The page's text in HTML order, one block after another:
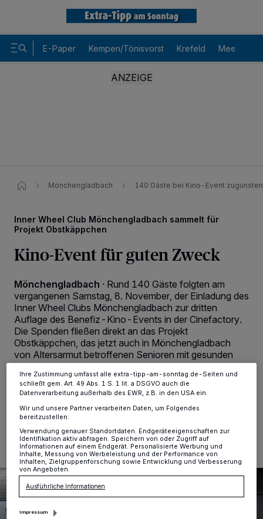
E-Paper Kempen/Tönisvorst Krefeld Meerbusch
Mönchengladbach 140 Gäste bei Kino-Event
Inner Wheel Club Mönchengladbach sammelt für
Projekt Obstkäppchen
Kino-Event für guten Zweck
Mönchengladbach · Rund 140 Gäste folgten am
vergangenen Samstag, 8. November, der Einladung des
Inner Wheel Clubs Mönchengladbach zur dritten
Auflage des Benefiz-Kino-Events in der Cinefactory.
Die Spenden fließen direkt an das Projekt
Obstkäppchen, das jetzt auch in Mönchengladbach
von Altersarmut betroffenen Senioren mit gesunden
Lebensmitteln hilft.
10.11.2025 , 14:11 Uhr
Wir und unsere218 -Partner speichern und greifen auf
personenbezogene Daten wie Browserdaten oder eindeutige
Tracking-Technologien für die unter „Wir und unsere Partner
verarbeiten Daten, um Ihnen Dienste bereitzustellen“ aufgeführten
Zwecke. Wenn Tracker deaktiviert sind, sind manche Inhalte und
Anzeigen möglicherweise nicht mehr so relevant für Sie. Sie können
dieses Menü jederzeit wieder aufrufen, um Ihre Einstellungen zu
ändern oder Ihre Einwilligung zu widerrufen, indem Sie auf den Link
Einstellungen oder Ablehnen am unteren Rand der Webseite klicken.
Ihre Einstellungen gelten innerhalb unseres Website. Weitere
Informationen finden Sie in unserer Datenschutzerklärung.
Ihre Zustimmung umfasst alle extra-tipp-am-sonntag.de-Seiten und
schließt gem. Art. 49 Abs. 1 S. 1 lit. a DSGVO auch die
Datenverarbeitung außerhalb des EWR, z.B. in den USA ein.
Wir und unsere Partner verarbeiten Daten, um Folgendes
bereitzustellen:
Verwendung genauer Standortdaten. Endgeräteeigenschaften zur
Identifikation aktiv abfragen. Speichern von oder Zugriff auf
Informationen auf einem Endgerät. Personalisierte Werbung und
Inhalte, Messung von Werbeleistung und der Performance von
Inhalten, Zielgruppenforschung sowie Entwicklung und Verbesserung
von Angeboten.
Ausführliche Informationen
Impressum